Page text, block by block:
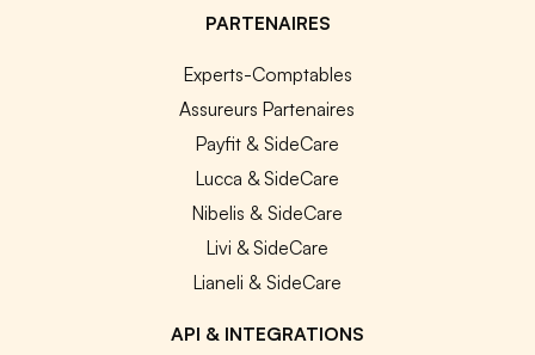
PARTENAIRES
Experts-Comptables
Assureurs Partenaires
Payfit & SideCare
Lucca & SideCare
Nibelis & SideCare
Livi & SideCare
Lianeli & SideCare
API & INTEGRATIONS